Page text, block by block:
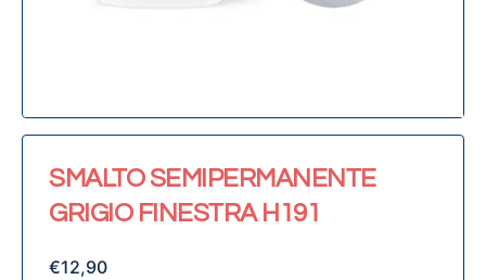
SMALTO SEMIPERMANENTE
GRIGIO FINESTRA H191
€12,90